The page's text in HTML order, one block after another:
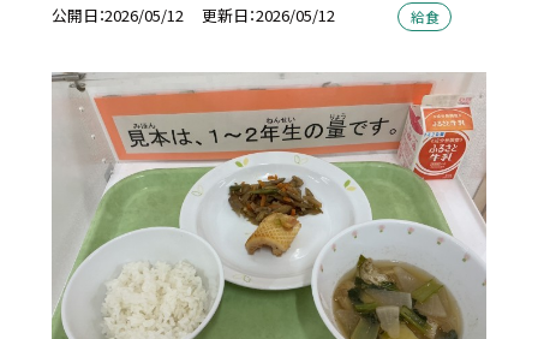
公開日 2026/05/12 更新日 2026/05/12 給食